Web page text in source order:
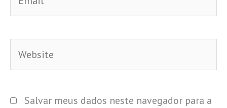
Salvar meus dados neste navegador para a